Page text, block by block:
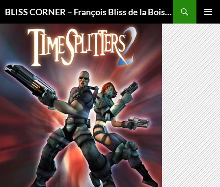
BLISS CORNER – François Bliss de la Boissière is here
MENU